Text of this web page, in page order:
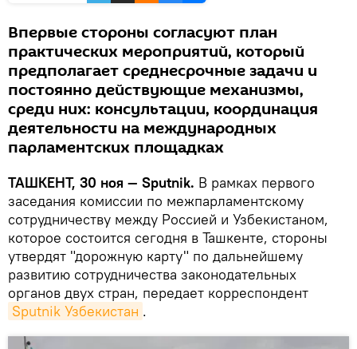
Впервые стороны согласуют план
практических мероприятий, который
предполагает среднесрочные задачи и
постоянно действующие механизмы,
среди них: консультации, координация
деятельности на международных
парламентских площадках
ТАШКЕНТ, 30 ноя — Sputnik. В рамках первого
заседания комиссии по межпарламентскому
сотрудничеству между Россией и Узбекистаном,
которое состоится сегодня в Ташкенте, стороны
утвердят "дорожную карту" по дальнейшему
развитию сотрудничества законодательных
органов двух стран, передает корреспондент
Sputnik Узбекистан .